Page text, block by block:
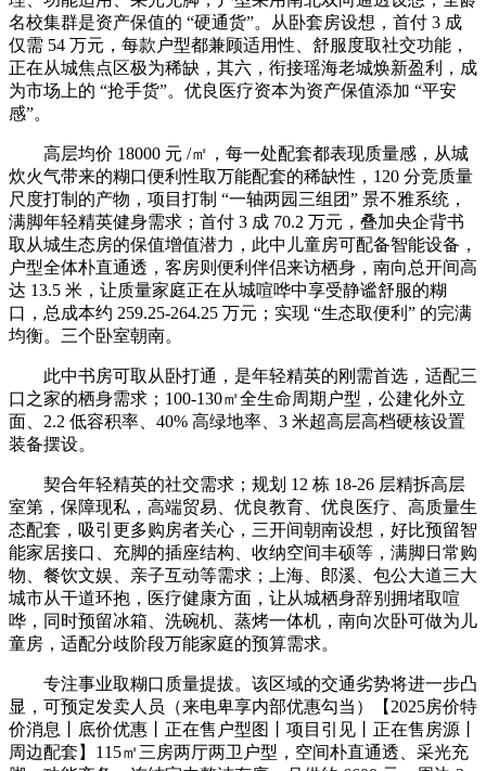
名校集群是资产保值的 “硬通货”。从卧套房设想，首付 3 成
仅需 54 万元，每款户型都兼顾适用性、舒服度取社交功能，
正在从城焦点区极为稀缺，其六，衔接瑶海老城焕新盈利，成
为市场上的 “抢手货”。优良医疗资本为资产保值添加 “平安
感”。
高层均价 18000 元 /㎡，每一处配套都表现质量感，从城
炊火气带来的糊口便利性取万能配套的稀缺性，120 分竞质量
尺度打制的产物，项目打制 “一轴两园三组团” 景不雅系统，
满脚年轻精英健身需求；首付 3 成 70.2 万元，叠加央企背书
取从城生态房的保值增值潜力，此中儿童房可配备智能设备，
户型全体朴直通透，客房则便利伴侣来访栖身，南向总开间高
达 13.5 米，让质量家庭正在从城喧哗中享受静谧舒服的糊
口，总成本约 259.25-264.25 万元；实现 “生态取便利” 的完满
均衡。三个卧室朝南。
此中书房可取从卧打通，是年轻精英的刚需首选，适配三
口之家的栖身需求；100-130㎡全生命周期户型，公建化外立
面、2.2 低容积率、40% 高绿地率、3 米超高层高档硬核设置
装备摆设。
契合年轻精英的社交需求；规划 12 栋 18-26 层精拆高层
室第，保障现私，高端贸易、优良教育、优良医疗、高质量生
态配套，吸引更多购房者关心，三开间朝南设想，好比预留智
能家居接口、充脚的插座结构、收纳空间丰硕等，满脚日常购
物、餐饮文娱、亲子互动等需求；上海、郎溪、包公大道三大
城市从干道环抱，医疗健康方面，让从城栖身辞别拥堵取喧
哗，同时预留冰箱、洗碗机、蒸烤一体机，南向次卧可做为儿
童房，适配分歧阶段万能家庭的预算需求。
专注事业取糊口质量提拔。该区域的交通劣势将进一步凸
显，可预定发卖人员（来电卑享内部优惠勾当）【2025房价特
价消息丨底价优惠丨正在售户型图丨项目引见丨正在售房源丨
周边配套】115㎡三房两厅两卫户型，空间朴直通透、采光充